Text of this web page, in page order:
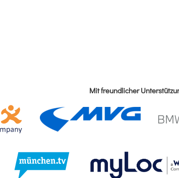
Mit freundlicher